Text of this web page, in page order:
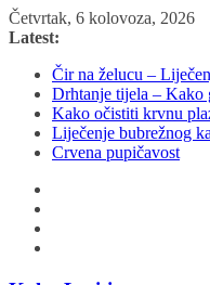
Skip
to
Četvrtak, 6 kolovoza, 2026
Latest:
Čir na želucu –
Drhtanje tijela – Kako
Kako očistiti krvnu
Liječenje bubrežnog
Crvena pupičavost